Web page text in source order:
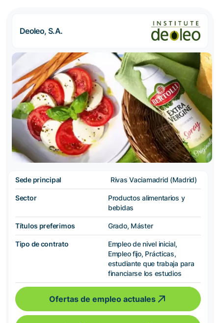
Deoleo, S.A.
Sede principal Rivas Vaciamadrid (Madrid)
Sector
Productos alimentarios y
bebidas
Títulos preferimos Grado, Máster
Tipo de contrato
Empleo de nivel inicial,
Empleo fijo, Prácticas,
estudiante que trabaja para
financiarse los estudios
Ofertas de empleo actuales